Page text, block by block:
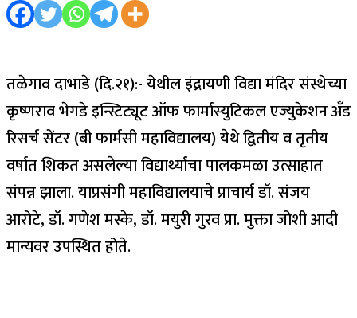
तळेगाव दाभाडे (दि.२१):- येथील इंद्रायणी विद्या मंदिर संस्थेच्या
कृष्णराव भेगडे इन्स्टिट्यूट ऑफ फार्मास्युटिकल एज्युकेशन अँड
रिसर्च सेंटर (बी फार्मसी महाविद्यालय) येथे द्वितीय व तृतीय
वर्षात शिकत असलेल्या विद्यार्थ्यांचा पालकमळा उत्साहात
संपन्न झाला. याप्रसंगी महाविद्यालयाचे प्राचार्य डॉ. संजय
आरोटे, डॉ. गणेश मस्के, डॉ. मयुरी गुरव प्रा. मुक्ता जोशी आदी
मान्यवर उपस्थित होते.